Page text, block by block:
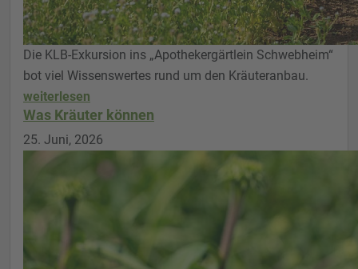
Die KLB-Exkursion ins „Apothekergärtlein Schwebheim“
bot viel Wissenswertes rund um den Kräuteranbau.
weiterlesen
Was Kräuter können
25. Juni, 2026